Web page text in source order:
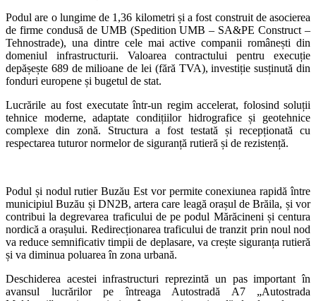
Podul are o lungime de 1,36 kilometri și a fost construit de asocierea
de firme condusă de UMB (Spedition UMB – SA&PE Construct –
Tehnostrade), una dintre cele mai active companii românești din
domeniul infrastructurii. Valoarea contractului pentru execuție
depășește 689 de milioane de lei (fără TVA), investiție susținută din
fonduri europene și bugetul de stat.
Lucrările au fost executate într-un regim accelerat, folosind soluții
tehnice moderne, adaptate condițiilor hidrografice și geotehnice
complexe din zonă. Structura a fost testată și recepționată cu
respectarea tuturor normelor de siguranță rutieră și de rezistență.
Podul și nodul rutier Buzău Est vor permite conexiunea rapidă între
municipiul Buzău și DN2B, artera care leagă orașul de Brăila, și vor
contribui la degrevarea traficului de pe podul Mărăcineni și centura
nordică a orașului. Redirecționarea traficului de tranzit prin noul nod
va reduce semnificativ timpii de deplasare, va crește siguranța rutieră
și va diminua poluarea în zona urbană.
Deschiderea acestei infrastructuri reprezintă un pas important în
avansul lucrărilor pe întreaga Autostradă A7 „Autostrada